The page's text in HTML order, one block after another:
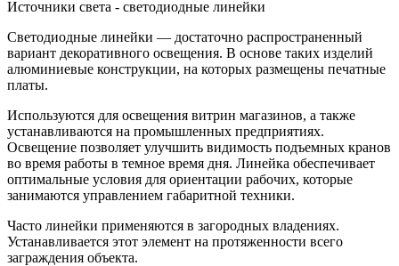
Источники света - светодиодные линейки
Светодиодные линейки — достаточно распространенный
вариант декоративного освещения. В основе таких изделий
алюминиевые конструкции, на которых размещены печатные
платы.
Используются для освещения витрин магазинов, а также
устанавливаются на промышленных предприятиях.
Освещение позволяет улучшить видимость подъемных кранов
во время работы в темное время дня. Линейка обеспечивает
оптимальные условия для ориентации рабочих, которые
занимаются управлением габаритной техники.
Часто линейки применяются в загородных владениях.
Устанавливается этот элемент на протяженности всего
заграждения объекта.